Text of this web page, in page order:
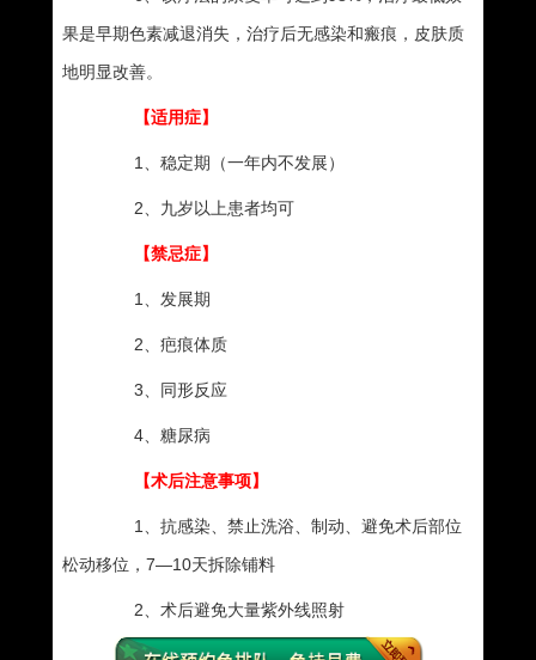
果是早期色素减退消失，治疗后无感染和瘢痕，皮肤质
地明显改善。
【适用症】
1、稳定期（一年内不发展）
2、九岁以上患者均可
【禁忌症】
1、发展期
2、疤痕体质
3、同形反应
4、糖尿病
【术后注意事项】
1、抗感染、禁止洗浴、制动、避免术后部位
松动移位，7—10天拆除铺料
2、术后避免大量紫外线照射